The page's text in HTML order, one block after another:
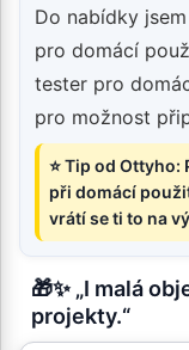
Do nabídky
pro domácí
tester pro
pro možnost
⭐ Tip od
při domácí
vrátí se ti to na
🎁✨ „I malá
projekty.“